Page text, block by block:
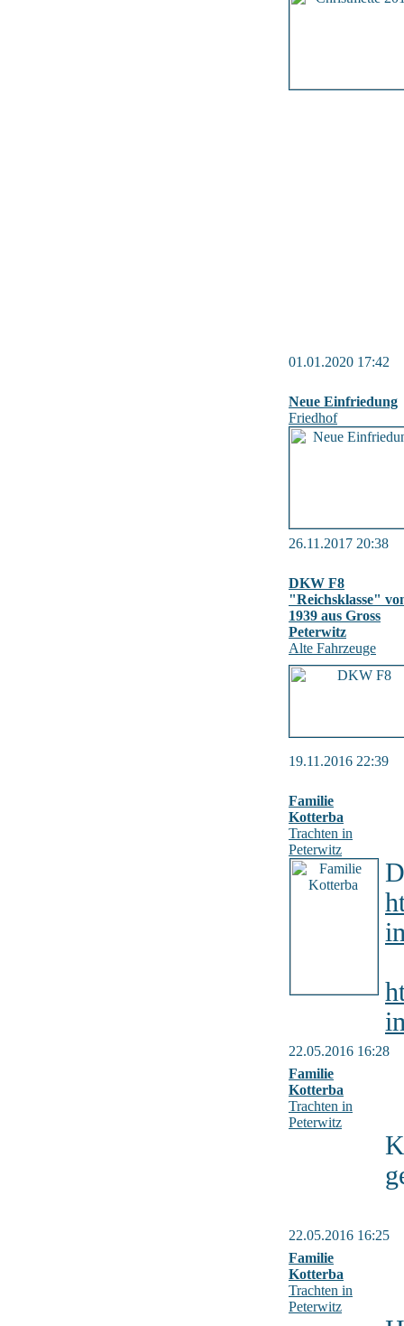
01.01.2020 17:42
Neue Einfriedung
Friedhof
26.11.2017 20:38
DKW F8
"Reichsklasse"
1939 aus Gross
Peterwitz
Alte Fahrzeuge
19.11.2016 22:39
Familie
Kotterba
Trachten in
Peterwitz
22.05.2016 16:28
Familie
Kotterba
Trachten in
Peterwitz
22.05.2016 16:25
Familie
Kotterba
Trachten in
Peterwitz